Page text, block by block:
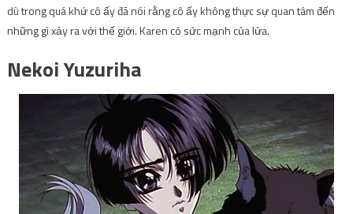
dù trong quá khứ cô ấy đã nói rằng cô ấy không thực sự quan tâm đến
những gì xảy ra với thế giới. Karen có sức mạnh của lửa.
Nekoi Yuzuriha